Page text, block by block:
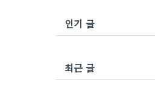
인기 글
최근 글